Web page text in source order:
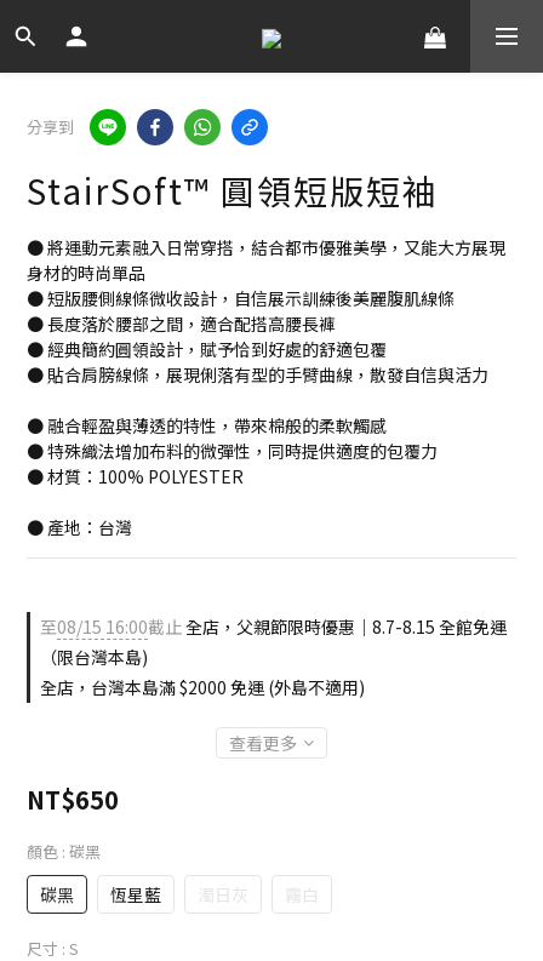
分享到
StairSoft™ 圓領短版短袖
● 將運動元素融入日常穿搭，結合都市優雅美學，又能大方展現
身材的時尚單品
● 短版腰側線條微收設計，自信展示訓練後美麗腹肌線條
● 長度落於腰部之間，適合配搭高腰長褲
● 經典簡約圓領設計，賦予恰到好處的舒適包覆
● 貼合肩膀線條，展現俐落有型的手臂曲線，散發自信與活力
● 融合輕盈與薄透的特性，帶來棉般的柔軟觸感
● 特殊織法增加布料的微彈性，同時提供適度的包覆力
● 材質：100% POLYESTER
● 產地：台灣
至08/15 16:00截止全店，父親節限時優惠｜8.7-8.15 全館免運
（限台灣本島)
全店，台灣本島滿 $2000 免運 (外島不適用)
查看更多
NT$650
顏色 : 碳黑
碳黑 恆星藍 濁日灰 霧白
尺寸 : S